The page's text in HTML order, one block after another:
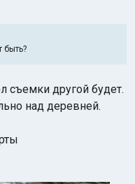
быть?
съемки другой будет.
над деревней.